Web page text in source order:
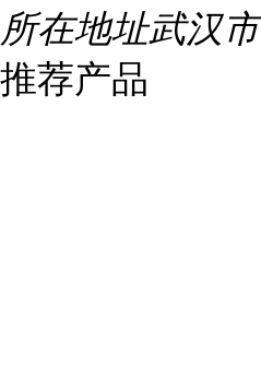
所在地址武汉市
推荐产品